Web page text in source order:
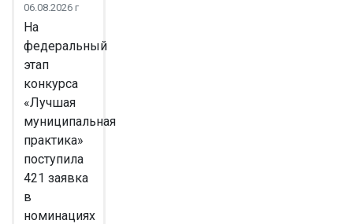
06.08.2026 г
На
федеральный
этап
конкурса
«Лучшая
муниципальная
практика»
поступила
421 заявка
в
номинациях